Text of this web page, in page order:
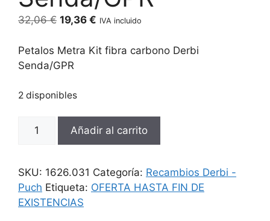
32,06€ El
original
era:
19,36 € El
actual
IVA incluido
Petalos Metra Kit fibra carbono Derbi
Senda/GPR
2 disponibles
Metra
fibra
carbono
Derbi
Añadir al carrito
SKU: 1626.031 Categoría: Recambios Derbi -
Puch Etiqueta: OFERTA HASTA FIN DE
EXISTENCIAS